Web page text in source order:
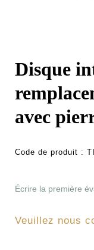
Disque
avec
Code de produit :
Écrire la première
Veuillez nous